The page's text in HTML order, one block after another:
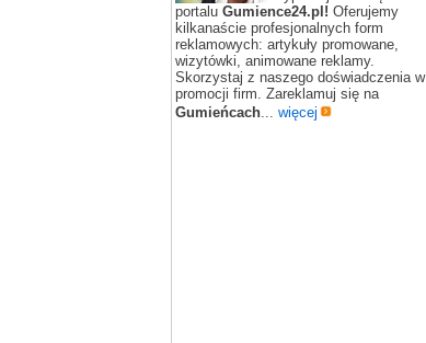
portalu Gumience24.pl! Oferujemy
kilkanaście profesjonalnych form
reklamowych: artykuły promowane,
wizytówki, animowane reklamy.
Skorzystaj z naszego doświadczenia w
promocji firm. Zareklamuj się na
Gumieńcach... więcej